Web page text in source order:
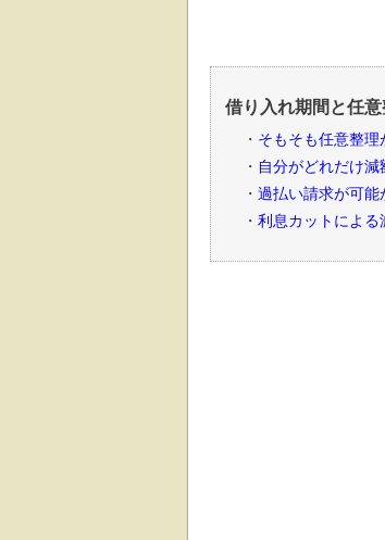
借り入れ期間と任
そもそも任意整
自分がどれだけ
過払い請求が可能
利息カットによる